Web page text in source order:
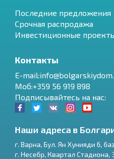
Последние предложения
Срочная распродажа
Инвестиционные
Контакты
E-
Моб:+359 56 919 898
Подписывайтесь на нас:
Наши адреса в
г. Варна, Бул. Ян Хунияди 6,
г. Несебр, Квартал Стадиона,